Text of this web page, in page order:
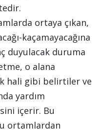
ortaya çıkan,
kaçamayacağına
duyulacak duruma
o alana
hali gibi belirtiler ve
yardım
içerir. Bu
ortamlardan